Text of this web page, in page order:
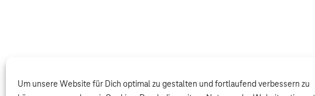
Um unsere Website für Dich optimal zu gestalten und fortlaufend verbessern zu